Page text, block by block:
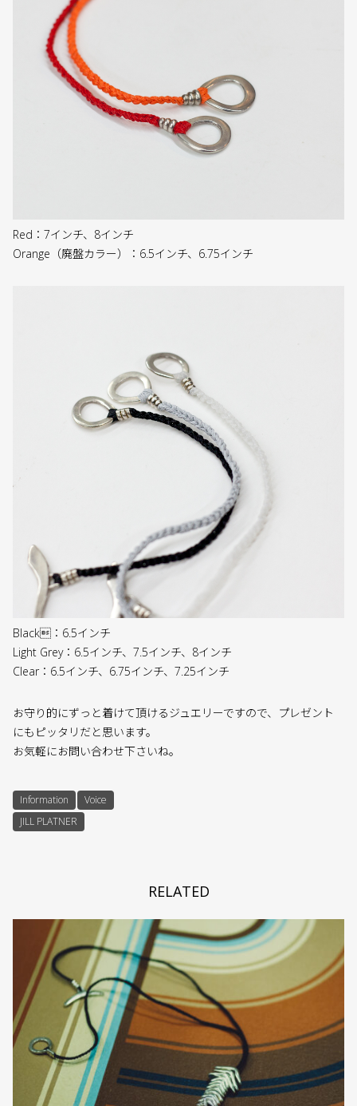
Red：7インチ、8インチ
Orange（廃盤カラー）：6.5インチ、6.75インチ
Black：6.5インチ
Light Grey：6.5インチ、7.5インチ、8インチ
Clear：6.5インチ、6.75インチ、7.25インチ
お守り的にずっと着けて頂けるジュエリーですので、プレゼント
にもピッタリだと思います。
お気軽にお問い合わせ下さいね。
Information
Voice
JILL PLATNER
RELATED